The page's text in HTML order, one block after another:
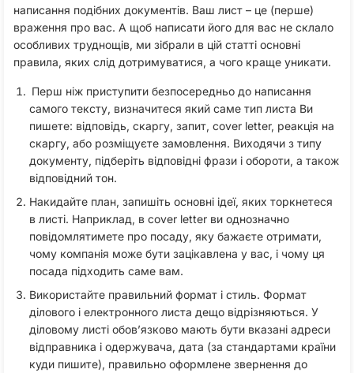
написання подібних документів. Ваш лист – це (перше)
враження про вас. А щоб написати його для вас не склало
особливих труднощів, ми зібрали в цій статті основні
правила, яких слід дотримуватися, а чого краще уникати.
Перш ніж приступити безпосередньо до написання
самого тексту, визначитеся який саме тип листа Ви
пишете: відповідь, скаргу, запит, cover letter, реакція на
скаргу, або розміщуєте замовлення. Виходячи з типу
документу, підберіть відповідні фрази і обороти, а також
відповідний тон.
Накидайте план, запишіть основні ідеї, яких торкнетеся
в листі. Наприклад, в cover letter ви однозначно
повідомлятимете про посаду, яку бажаєте отримати,
чому компанія може бути зацікавлена у вас, і чому ця
посада підходить саме вам.
Використайте правильний формат і стиль. Формат
ділового і електронного листа дещо відрізняються. У
діловому листі обов’язково мають бути вказані адреси
відправника і одержувача, дата (за стандартами країни
куди пишите), правильно оформлене звернення до